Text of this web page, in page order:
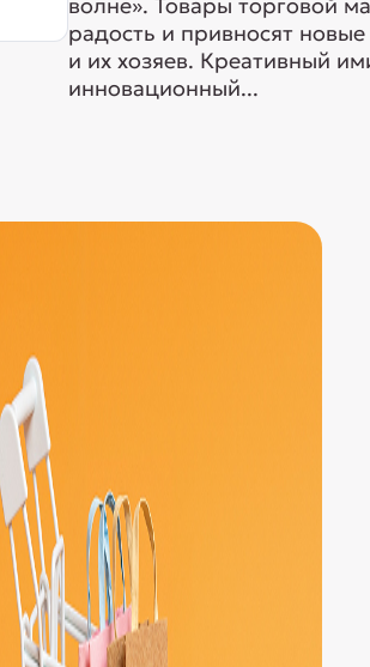
радость и привносят
и их хозяев. Креативный
инновационный...